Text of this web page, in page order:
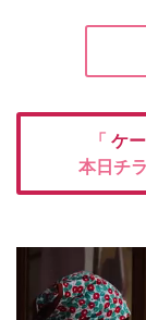
「 ケ
本日チ